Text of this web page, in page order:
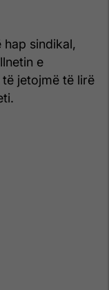
hap sindikal,
e
jetojmë të lirë